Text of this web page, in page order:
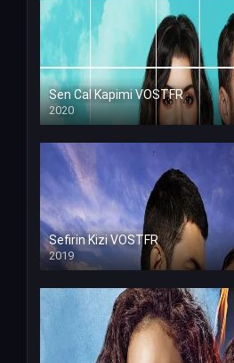
Sen Cal Kapimi VOSTFR
2020
Sefirin Kizi VOSTFR
2019